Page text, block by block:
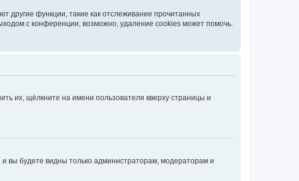
другие функции, такие как отслеживание прочитанных
с конференции, возможно, удаление cookies может помочь.
их, щёлкните на имени пользователя вверху страницы и
, и вы будете видны только администраторам, модераторам и